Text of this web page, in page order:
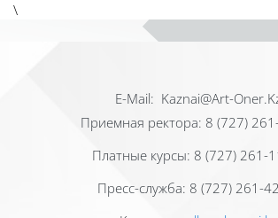
\
Е-Mail: Kaznai@Art-
Приемная ректора: 8 (727)
Платные курсы: 8 (727) 261-
Пресс-служба: 8 (727) 261-